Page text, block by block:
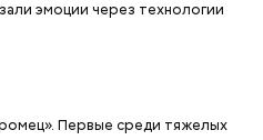
эмоции через технологии
Первые среди тяжелых